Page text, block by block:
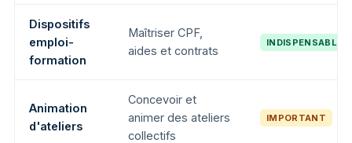
Dispositifs
emploi-
formation
Maîtriser CPF,
aides et contrats
INDISPENSABLE
Animation
d'ateliers
Concevoir et
animer des ateliers
collectifs
IMPORTANT